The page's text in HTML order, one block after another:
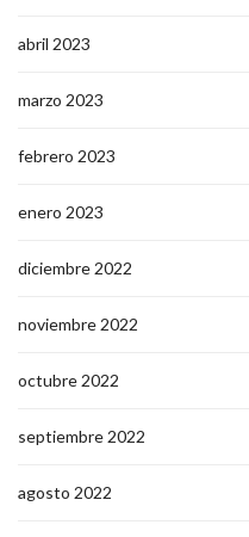
abril 2023
marzo 2023
febrero 2023
enero 2023
diciembre 2022
noviembre 2022
octubre 2022
septiembre 2022
agosto 2022